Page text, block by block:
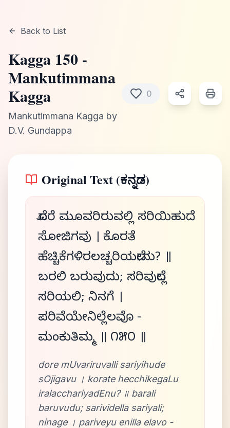
Back to List
Kagga 150 -
Mankutimmana
Kagga
Mankutimmana Kagga by
D.V. Gundappa
0
Original Text (ಕನ್ನಡ)
ದೊರೆ ಮೂವರಿರುವಲ್ಲಿ ಸರಿಯಿಹುದೆ
ಸೋಜಿಗವು । ಕೊರತೆ
ಹೆಚ್ಚಿಕೆಗಳಿರಲಚ್ಚರಿಯದೇನು? ॥
ಬರಲಿ ಬರುವುದು; ಸರಿವುದೆಲ್ಲ
ಸರಿಯಲಿ; ನಿನಗೆ ।
ಪರಿವೆಯೇನಿಲ್ಲೆಲವೊ -
ಮಂಕುತಿಮ್ಮ ॥ ೧೫೦ ॥
dore mUvariruvalli sariyihude
sOjigavu । korate hecchikegaLu
iralacchariyadEnu? ॥ barali
baruvudu; sarividella sariyali;
ninage । pariveyu enilla elavo -